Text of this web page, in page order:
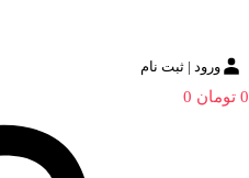
ورود | ثبت نام
0 تومان 0